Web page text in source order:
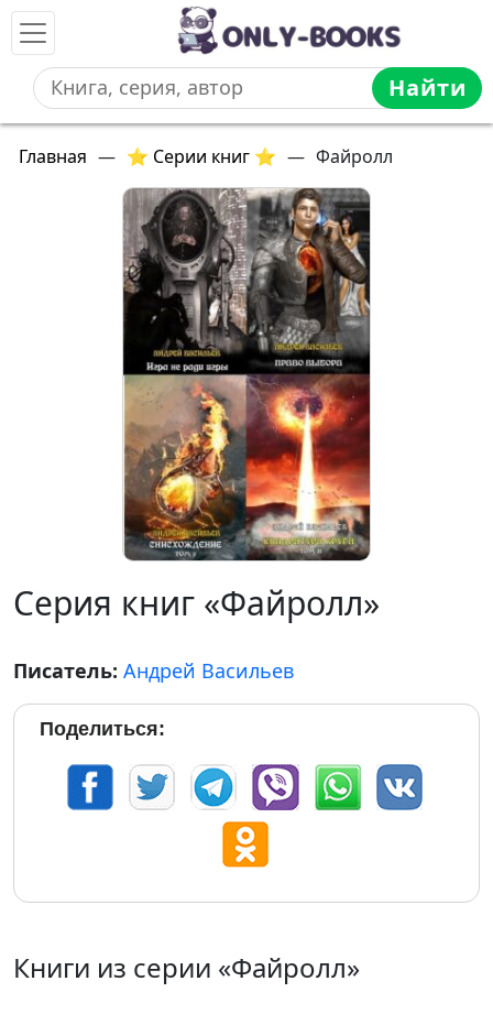
Найти
Главная — ⭐ Серии книг ⭐ — Файролл
Серия книг «Файролл»
Писатель: Андрей Васильев
Поделиться:
Книги из серии «Файролл»